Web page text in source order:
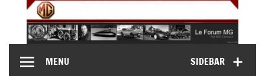
content
MG Contact
MG B, MG F, MG A, Midget…)SIDEBAR
MENU